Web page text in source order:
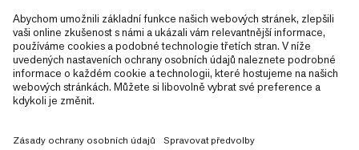
—
Sitemap
Cookies
Právní upozornění